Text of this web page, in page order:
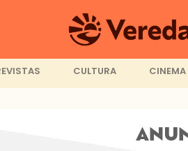
CULTURA CINEMA